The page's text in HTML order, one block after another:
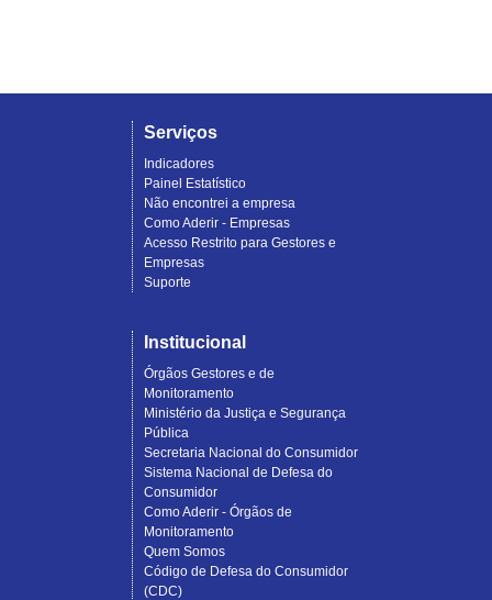
Serviços
Indicadores
Painel Estatístico
Não encontrei a empresa
Como Aderir - Empresas
Acesso Restrito para Gestores e
Empresas
Suporte
Institucional
Órgãos Gestores e de
Monitoramento
Ministério da Justiça e Segurança
Pública
Secretaria Nacional do Consumidor
Sistema Nacional de Defesa do
Consumidor
Como Aderir - Órgãos de
Monitoramento
Quem Somos
Código de Defesa do Consumidor
(CDC)